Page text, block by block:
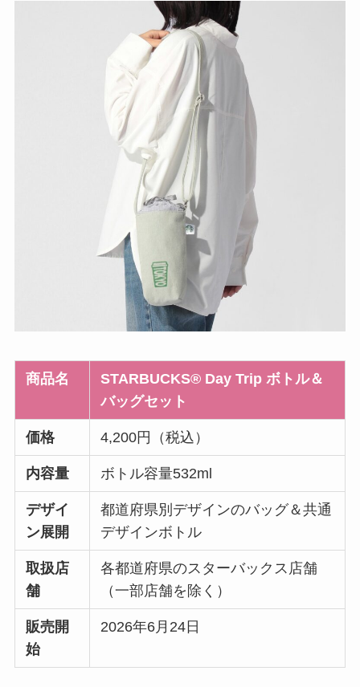
商品名
STARBUCKS® Day Trip ボトル＆
バッグセット
価格 4,200円（税込）
内容量 ボトル容量532ml
デザイ
ン展開
都道府県別デザインのバッグ＆共通
デザインボトル
取扱店
舗
各都道府県のスターバックス店舗
（一部店舗を除く）
販売開
始
2026年6月24日